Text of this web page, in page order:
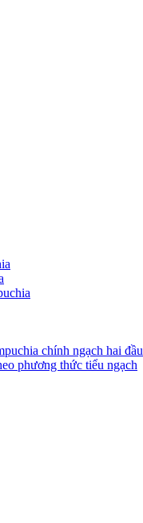
chính ngạch hai đầu
phương thức tiểu ngạch